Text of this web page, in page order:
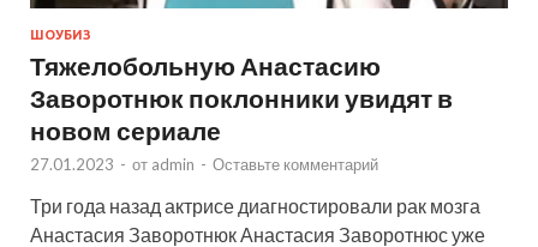
ШОУБИЗ
Тяжелобольную Анастасию
Заворотнюк поклонники увидят в
новом сериале
27.01.2023 - от admin - Оставьте комментарий
Три года назад актрисе диагностировали рак мозга
Анастасия Заворотнюк Анастасия Заворотнюс уже